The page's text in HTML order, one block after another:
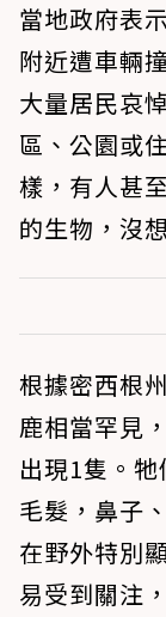
當地政府表
附近遭車輛
大量居民哀
區、公園或
樣，有人甚
的生物，沒
根據密西根
鹿相當罕見
出現1隻。
毛髮，鼻子
在野外特別
易受到關注